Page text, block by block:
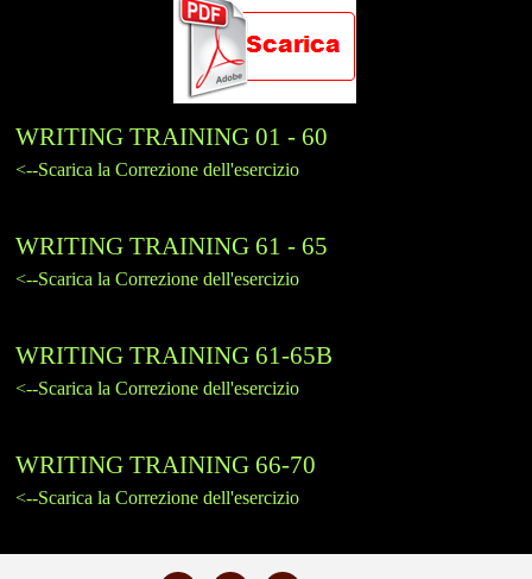
WRITING TRAINING 01 - 60
<--Scarica la Correzione dell'esercizio
WRITING TRAINING 61 - 65
<--Scarica la Correzione dell'esercizio
WRITING TRAINING 61-65B
<--Scarica la Correzione dell'esercizio
WRITING TRAINING 66-70
<--Scarica la Correzione dell'esercizio